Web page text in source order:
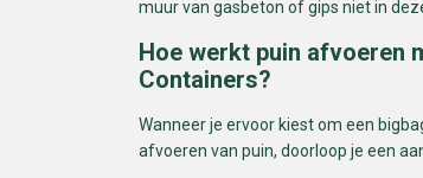
muur van gasbeton of gips niet in
Hoe werkt puin afvoeren
Containers?
Wanneer je ervoor kiest om een
afvoeren van puin, doorloop je een